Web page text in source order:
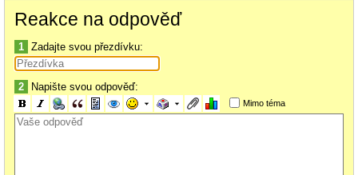
Reakce na odpověď
1 Zadajte svou přezdívku:
2 Napište svou odpověď:
Mimo téma